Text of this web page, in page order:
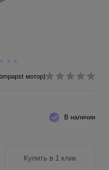
мотор)
В наличии
Купить в 1 клик